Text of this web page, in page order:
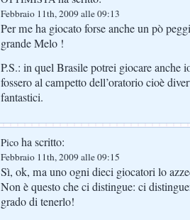
Febbraio 11th, 2009 alle 09:13
Per me ha giocato forse anche un pò
grande Melo !
P.S.: in quel Brasile potrei giocare anche
fossero al campetto dell’oratorio cioè
fantastici.
Pico ha scritto:
Febbraio 11th, 2009 alle 09:15
Sì, ok, ma uno ogni dieci giocatori lo
Non è questo che ci distingue: ci
grado di tenerlo!